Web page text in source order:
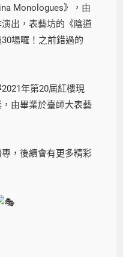
Monologues》，由
出，表藝坊的《陰道
場囉！之前錯過的
年第20屆紅樓現
由畢業於臺師大表藝
，後續會有更多精彩